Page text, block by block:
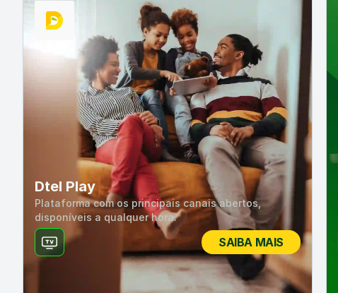
Dtel Play
Plataforma com os principais canais abertos,
disponíveis a qualquer hora.
SAIBA MAIS